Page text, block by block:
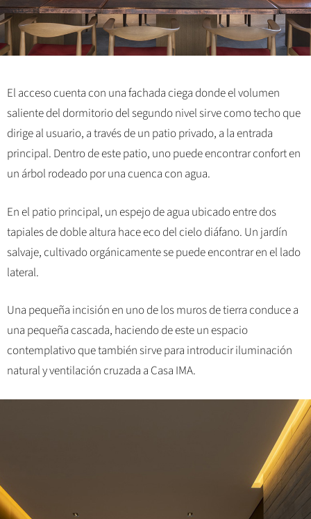
El acceso cuenta con una fachada ciega donde el volumen
saliente del dormitorio del segundo nivel sirve como techo que
dirige al usuario, a través de un patio privado, a la entrada
principal. Dentro de este patio, uno puede encontrar confort en
un árbol rodeado por una cuenca con agua.
En el patio principal, un espejo de agua ubicado entre dos
tapiales de doble altura hace eco del cielo diáfano. Un jardín
salvaje, cultivado orgánicamente se puede encontrar en el lado
lateral.
Una pequeña incisión en uno de los muros de tierra conduce a
una pequeña cascada, haciendo de este un espacio
contemplativo que también sirve para introducir iluminación
natural y ventilación cruzada a Casa IMA.